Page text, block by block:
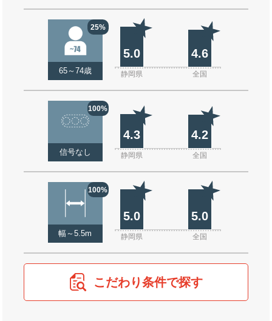
25%
65～74歳
5.0 4.6
静岡県 全国
100%
信号なし
4.3 4.2
静岡県 全国
100%
幅～5.5m
5.0 5.0
静岡県 全国
こだわり条件で探す